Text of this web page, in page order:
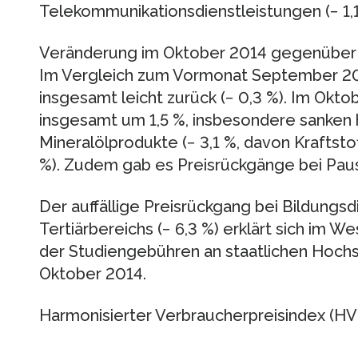
Telekommunikationsdienstleistungen (−
Veränderung im Oktober 2014
Im Vergleich zum Vormonat September
insgesamt leicht zurück (− 0,3 %). Im
insgesamt um 1,5 %, insbesondere
Mineralölprodukte (− 3,1 %, davon
%). Zudem gab es Preisrückgänge bei
Der auffällige Preisrückgang bei
Tertiärbereichs (− 6,3 %) erklärt sich im
der Studiengebühren an staatlichen
Oktober 2014.
Harmonisierter Verbraucherpreisindex